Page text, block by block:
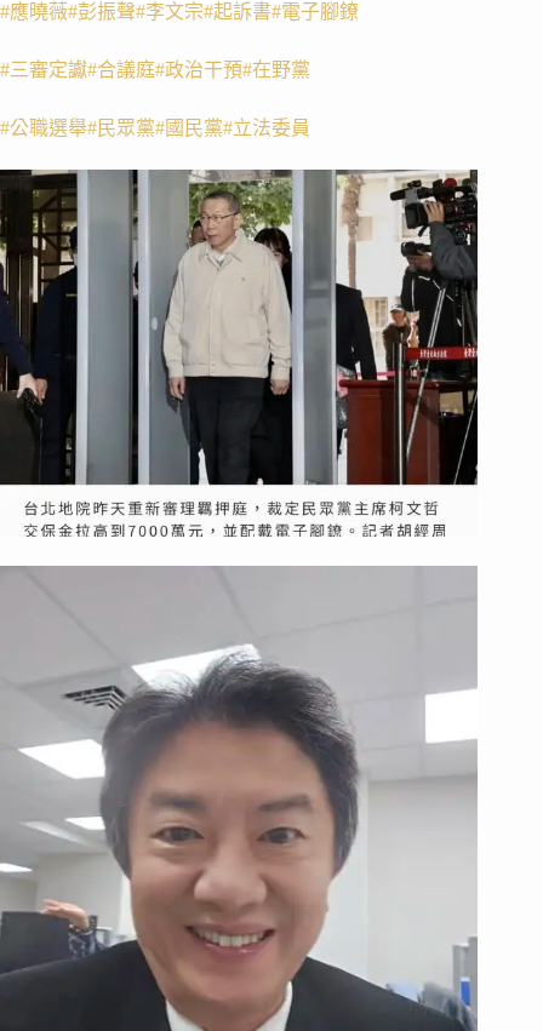
#應曉薇#彭振聲#李文宗#起訴書#電子腳鐐
#三審定讞#合議庭#政治干預#在野黨
#公職選舉#民眾黨#國民黨#立法委員